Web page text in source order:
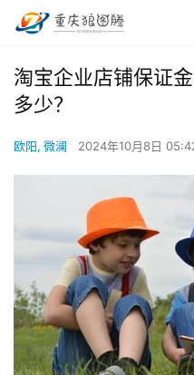
淘宝企业店铺保证
多少？
欧阳, 微澜 2024年10月8日